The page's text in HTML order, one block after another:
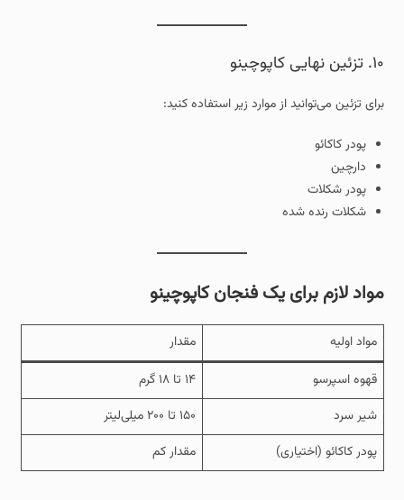
۱۰. تزئین نهایی کاپوچینو
برای تزئین می‌توانید از موارد زیر استفاده کنید:
پودر کاکائو
دارچین
پودر شکلات
شکلات رنده شده
مواد لازم برای یک فنجان کاپوچینو
مواد اولیه
مقدار
قهوه اسپرسو
۱۴ تا ۱۸ گرم
شیر سرد
۱۵۰ تا ۲۰۰ میلی‌لیتر
پودر کاکائو (اختیاری)
مقدار کم